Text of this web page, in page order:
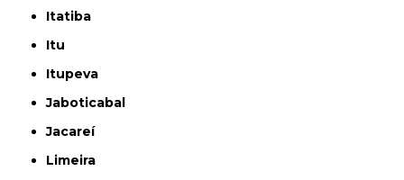
Itatiba
Itu
Itupeva
Jaboticabal
Jacareí
Limeira